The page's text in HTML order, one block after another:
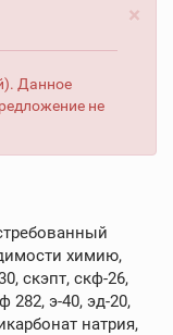
×
Данное
не
химию,
скэпт, скф-26,
282, э-40, эд-20,
натрия,